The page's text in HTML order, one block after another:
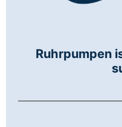
Ruhrpumpen